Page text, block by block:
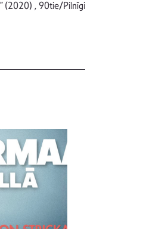
(2020) , 90tie/Pilnīgi